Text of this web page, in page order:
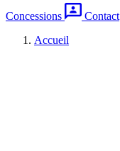
Concessions
Contact
Accueil